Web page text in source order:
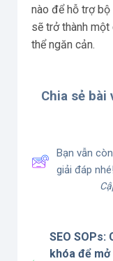
nào để hỗ trợ
sẽ trở thành
thể ngăn cản.
Chia sẻ bài
Bạn vẫn
giải đáp nhé!
SEO SOPs:
khóa để